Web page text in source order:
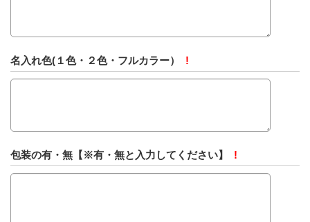
名入れ色(１色・２色・フルカラー） !
包装の有・無【※有・無と入力してください】 !